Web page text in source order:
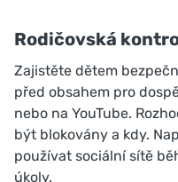
Rodičovská
Zajistěte dětem
před obsahem pro
nebo na YouTube.
být blokovány a kdy.
používat sociální sítě
úkoly.